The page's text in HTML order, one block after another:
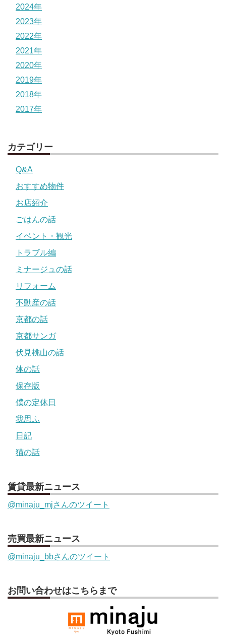
2024年
2023年
2022年
2021年
2020年
2019年
2018年
2017年
カテゴリー
Q&A
おすすめ物件
お店紹介
ごはんの話
イベント・観光
トラブル編
ミナージュの話
リフォーム
不動産の話
京都の話
京都サンガ
伏見桃山の話
体の話
保存版
僕の定休日
我思ふ
日記
猫の話
賃貸最新ニュース
@minaju_mjさんのツイート
売買最新ニュース
@minaju_bbさんのツイート
お問い合わせはこちらまで